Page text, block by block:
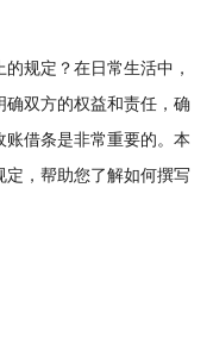
规定？在日常生活中，
双方的权益和责任，确
借条是非常重要的。本
，帮助您了解如何撰写